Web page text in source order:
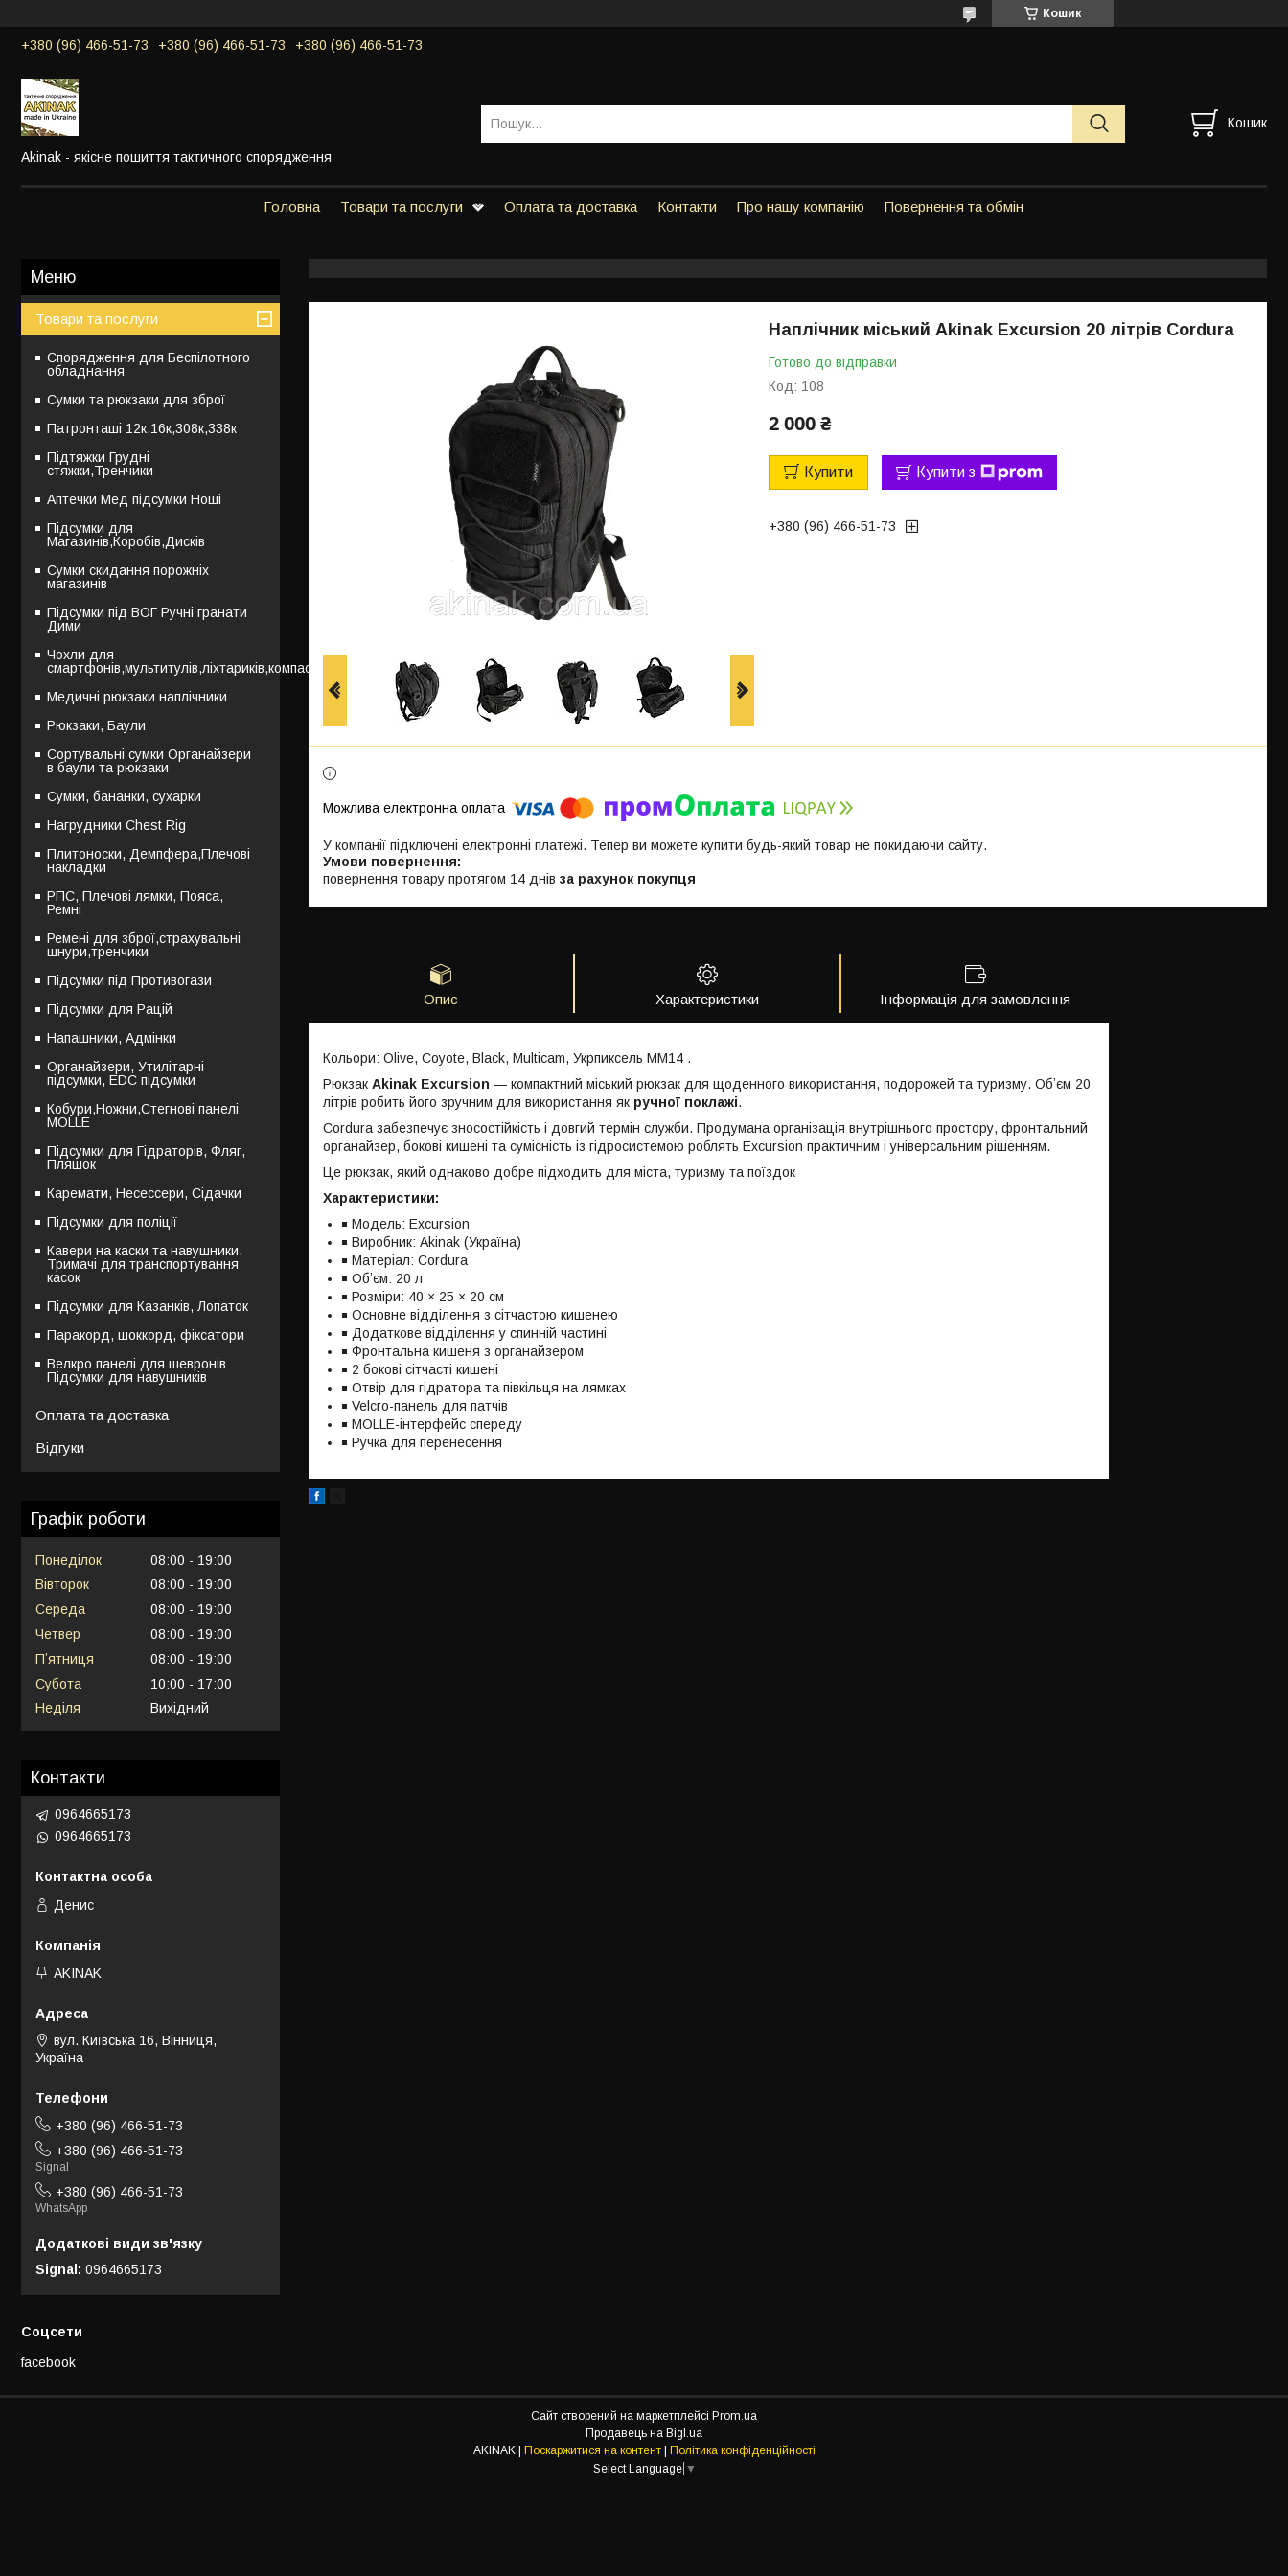
Кошик
+380 (96) 466-51-73 +380 (96) 466-51-73 +380 (96) 466-51-73
Akinak - якісне пошиття тактичного спорядження
Кошик
Головна Товари та послуги Оплата та доставка Контакти Про нашу компанію Повернення та обмін
Наплічник міський Akinak Excursion 20 літрів Cordura
Готово до відправки
Код: 108
2 000 ₴
Купити Купити з
+380 (96) 466-51-73
У компанії підключені електронні платежі. Тепер ви можете купити будь-який товар не покидаючи сайту.
повернення товару протягом 14 днів за рахунок покупця
Опис Характеристики Інформація для замовлення
Кольори: Olive, Coyote, Black, Multicam, Укрпиксель ММ14 .
Рюкзак Akinak Excursion — компактний міський рюкзак для щоденного використання, подорожей та туризму. Обʼєм 20
літрів робить його зручним для використання як ручної поклажі.
Cordura забезпечує зносостійкість і довгий термін служби. Продумана організація внутрішнього простору, фронтальний
органайзер, бокові кишені та сумісність із гідросистемою роблять Excursion практичним і універсальним рішенням.
Це рюкзак, який однаково добре підходить для міста, туризму та поїздок
Характеристики:
Модель: Excursion
Виробник: Akinak (Україна)
Матеріал: Cordura
Обʼєм: 20 л
Розміри: 40 × 25 × 20 см
Основне відділення з сітчастою кишенею
Додаткове відділення у спинній частині
Фронтальна кишеня з органайзером
2 бокові сітчасті кишені
Отвір для гідратора та півкільця на лямках
Velcro-панель для патчів
MOLLE-інтерфейс спереду
Ручка для перенесення
Товари та послуги
Спорядження для Беспілотного
обладнання
Сумки та рюкзаки для зброї
Патронташі 12к,16к,308к,338к
Підтяжки Грудні
стяжки,Тренчики
Аптечки Мед підсумки Ноші
Підсумки для
Магазинів,Коробів,Дисків
Сумки скидання порожніх
магазинів
Підсумки під ВОГ Ручні гранати
Дими
Чохли для
смартфонів,мультитулів,ліхтариків,компасів
Медичні рюкзаки наплічники
Рюкзаки, Баули
Сортувальні сумки Органайзери
в баули та рюкзаки
Сумки, бананки, сухарки
Нагрудники Chest Rig
Плитоноски, Демпфера,Плечові
накладки
РПС, Плечові лямки, Пояса,
Ремні
Ремені для зброї,страхувальні
шнури,тренчики
Підсумки під Противогази
Підсумки для Рацій
Напашники, Адмінки
Органайзери, Утилітарні
підсумки, EDC підсумки
Кобури,Ножни,Стегнові панелі
MOLLE
Підсумки для Гідраторів, Фляг,
Пляшок
Каремати, Несессери, Сідачки
Підсумки для поліції
Кавери на каски та навушники,
Тримачі для транспортування
касок
Підсумки для Казанків, Лопаток
Паракорд, шоккорд, фіксатори
Велкро панелі для шевронів
Підсумки для навушників
Оплата та доставка
Відгуки
Графік роботи
Понеділок 08:00
19:00
Вівторок
08:00
19:00
Середа
08:00
19:00
Четвер
08:00
19:00
Пʼятниця
08:00
19:00
Субота
10:00
17:00
Неділя
Вихідний
Контакти
0964665173
0964665173
Денис
AKINAK
вул. Київська 16, Вінниця,
Україна
+380 (96) 466-51-73
+380 (96) 466-51-73
Signal
+380 (96) 466-51-73
WhatsApp
Signal 0964665173
Соцсети
facebook
Сайт створений на маркетплейсі Prom.ua
Продавець на Bigl.ua
Поскаржитися на контент
Політика конфіденційності
Select Language ▼